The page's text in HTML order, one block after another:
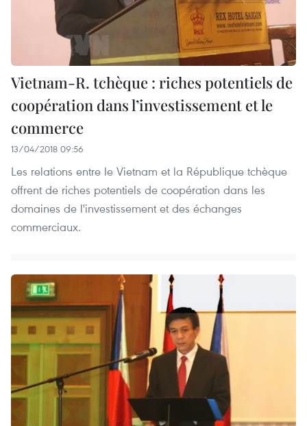
Vietnam-R. tchèque : riches potentiels de
coopération dans l’investissement et le
commerce
13/04/2018 09:56
Les relations entre le Vietnam et la République tchèque
offrent de riches potentiels de coopération dans les
domaines de l'investissement et des échanges
commerciaux.